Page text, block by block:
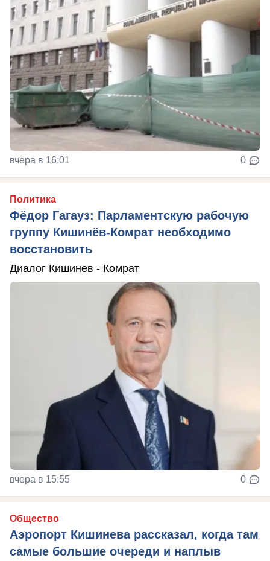
вчера в 16:01 0
Политика
Фёдор Гагауз: Парламентскую рабочую
группу Кишинёв-Комрат необходимо
восстановить
Диалог Кишинев - Комрат
вчера в 15:55 0
Общество
Аэропорт Кишинева рассказал, когда там
самые большие очереди и наплыв